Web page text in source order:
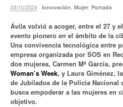
03/10/2024 ·Innovación,Mujer, Portada
Ávila volvió a acoger, entre el 27 y
evento pionero en el ámbito de la
Una convivencia tecnológica entre
empresa organizada por SOS en
dos mujeres, Carmen Mª García,
Woman’s Week, y Laura Giménez,
de Jubilados de la Policía Nacional
busca empoderar a las mujeres en
objetivo.